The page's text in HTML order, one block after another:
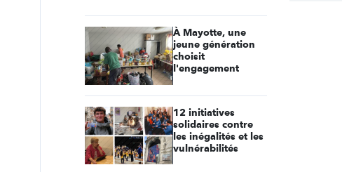
À Mayotte, une
jeune génération
choisit
l'engagement
12 initiatives
solidaires contre
les inégalités et les
vulnérabilités